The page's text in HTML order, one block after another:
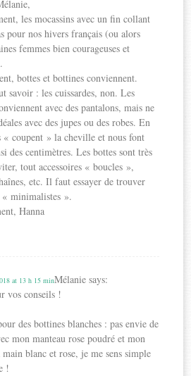
les mocassins avec un fin collant
pour nos hivers français (ou alors
femmes bien courageuses et
bottes et bottines conviennent.
savoir : les cuissardes, non. Les
avec des pantalons, mais ne
avec des jupes ou des robes. En
« coupent » la cheville et nous font
des centimètres. Les bottes sont très
tout accessoires « boucles »,
etc. Il faut essayer de trouver
« minimalistes ».
Hanna
Mélanie says:
at 13 h 15 min
vos conseils !
des bottines blanches : pas envie de
mon manteau rose poudré et mon
main blanc et rose, je me sens simple
!